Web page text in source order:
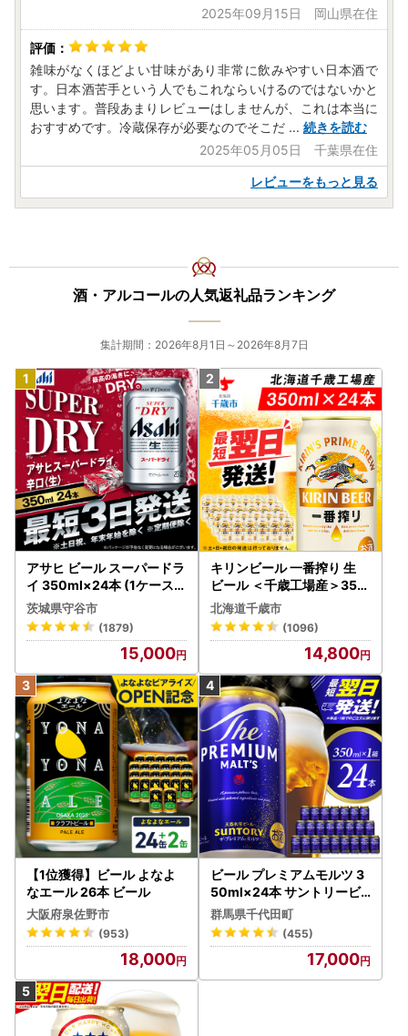
2025年09月15日 岡山県在住
雑味がなくほどよい甘味があり非常に飲みやすい日本酒で
す。日本酒苦手という人でもこれならいけるのではないかと
思います。普段あまりレビューはしませんが、これは本当に
おすすめです。冷蔵保存が必要なのでそこだ ... 続きを読む
2025年05月05日 千葉県在住
レビューをもっと見る
酒・アルコールの人気返礼品ランキング
集計期間：2026年8月1日～2026年8月7日
アサヒ ビール スーパードラ
イ 350ml×24本 (1ケース)
究極の辛口 ＜茨城工場＞ 缶
ビール Asahi superDRY お
酒
茨城県守谷市
(1879)
15,000
キリンビール 一番搾り 生
ビール ＜千歳工場産＞350
ml（24本）
北海道千歳市
(1096)
14,800
【1位獲得】ビール よなよ
なエール 26本 ビール
大阪府泉佐野市
(953)
18,000
ビール プレミアムモルツ 3
50ml×24本 サントリービ
ール
群馬県千代田町
(455)
17,000